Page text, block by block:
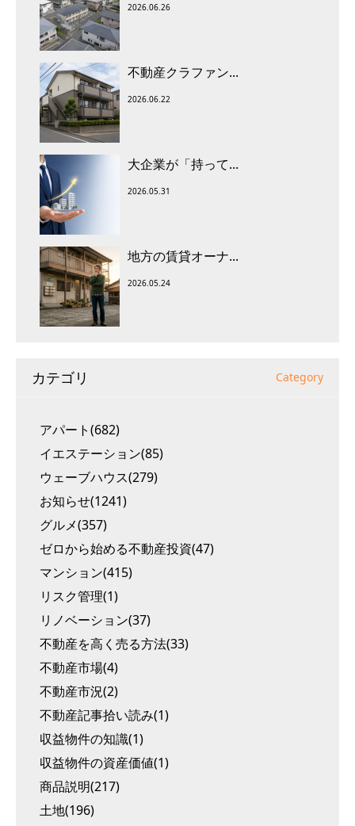
2026.06.26
不動産クラファン...
2026.06.22
大企業が「持って...
2026.05.31
地方の賃貸オーナ...
2026.05.24
カテゴリ Category
アパート(682)
イエステーション(85)
ウェーブハウス(279)
お知らせ(1241)
グルメ(357)
ゼロから始める不動産投資(47)
マンション(415)
リスク管理(1)
リノベーション(37)
不動産を高く売る方法(33)
不動産市場(4)
不動産市況(2)
不動産記事拾い読み(1)
収益物件の知識(1)
収益物件の資産価値(1)
商品説明(217)
土地(196)